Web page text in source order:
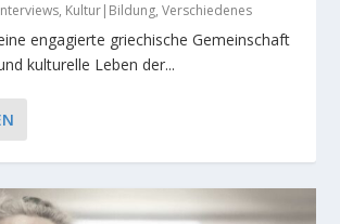
, Kultur|Bildung,Verschiedenes
engagierte griechische Gemeinschaft
kulturelle Leben der...